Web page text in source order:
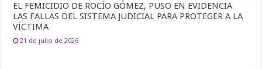
EL FEMICIDIO DE ROCÍO GÓMEZ, PUSO EN EVIDENCIA
LAS FALLAS DEL SISTEMA JUDICIAL PARA PROTEGER A LA
VÍCTIMA
21 de julio de 2026